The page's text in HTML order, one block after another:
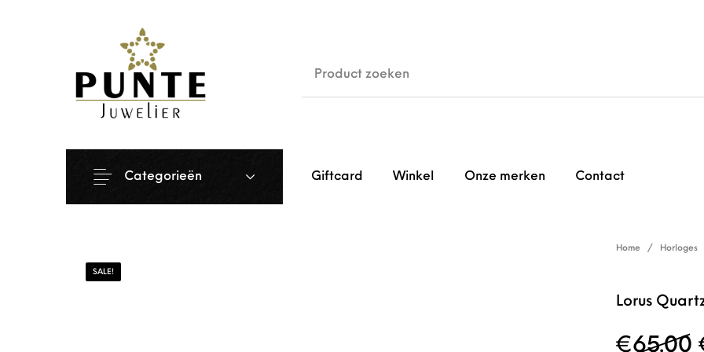
Giftcard Winkel Onze merken Contact
Categorieën
SALE!
Home / Horloges
Lorus
€65.00